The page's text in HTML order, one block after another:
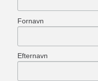
Fornavn
Efternavn